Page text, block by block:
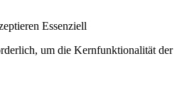
Essenziell
um die Kernfunktionalität der